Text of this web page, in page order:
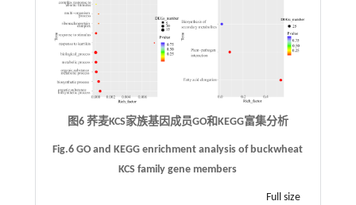
图6 荞麦KCS家族基因成员GO和KEGG富集分析
Fig.6 GO and KEGG enrichment analysis of buckwheat
KCS family gene members
Full size